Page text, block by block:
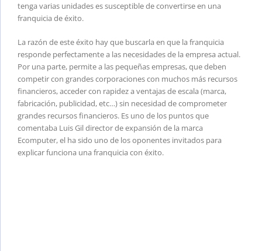
tenga varias unidades es susceptible de convertirse en una
franquicia de éxito.
La razón de este éxito hay que buscarla en que la franquicia
responde perfectamente a las necesidades de la empresa actual.
Por una parte, permite a las pequeñas empresas, que deben
competir con grandes corporaciones con muchos más recursos
financieros, acceder con rapidez a ventajas de escala (marca,
fabricación, publicidad, etc…) sin necesidad de comprometer
grandes recursos financieros. Es uno de los puntos que
comentaba Luis Gil director de expansión de la marca
Ecomputer, el ha sido uno de los oponentes invitados para
explicar funciona una franquicia con éxito.